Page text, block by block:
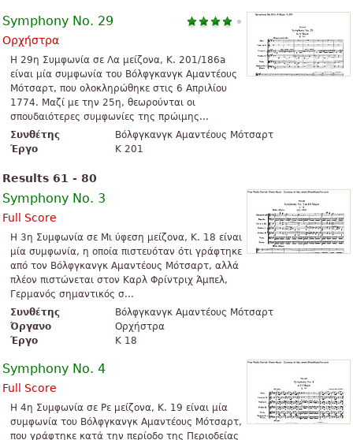
Symphony No. 29
Ορχήστρα
Η 29η Συμφωνία σε Λα μείζονα, K. 201/186a
είναι μία συμφωνία του Βόλφγκανγκ Αμαντέους
Μότσαρτ, που ολοκληρώθηκε στις 6 Απριλίου
1774. Μαζί με την 25η, θεωρούνται οι
σπουδαιότερες συμφωνίες της πρώιμης...
Συνθέτης
Βόλφγκανγκ Αμαντέους Μότσαρτ
Έργο
K 201
Results 61 - 80
Symphony No. 3
Full Score
Η 3η Συμφωνία σε Μι ύφεση μείζονα, K. 18 είναι
μία συμφωνία, η οποία πιστευόταν ότι γράφτηκε
από τον Βόλφγκανγκ Αμαντέους Μότσαρτ, αλλά
πλέον πιστώνεται στον Καρλ Φρίντριχ Άμπελ,
Γερμανός σημαντικός σ...
Συνθέτης
Βόλφγκανγκ Αμαντέους Μότσαρτ
Όργανο
Ορχήστρα
Έργο
K 18
Symphony No. 4
Full Score
Η 4η Συμφωνία σε Ρε μείζονα, K. 19 είναι μία
συμφωνία του Βόλφγκανγκ Αμαντέους Μότσαρτ,
που γράφτηκε κατά την περίοδο της Περιοδείας